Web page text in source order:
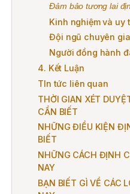
Đảm bảo tương lai
Kinh nghiệm và uy
Đội ngũ chuyên
Người đồng hành
4. Kết Luận
TIn tức liên quan
THỜI GIAN XÉT
CẦN BIẾT
NHỮNG ĐIỀU KIỆN
BIẾT
NHỮNG CÁCH ĐỊNH
NAY
BẠN BIẾT GÌ VỀ CÁC